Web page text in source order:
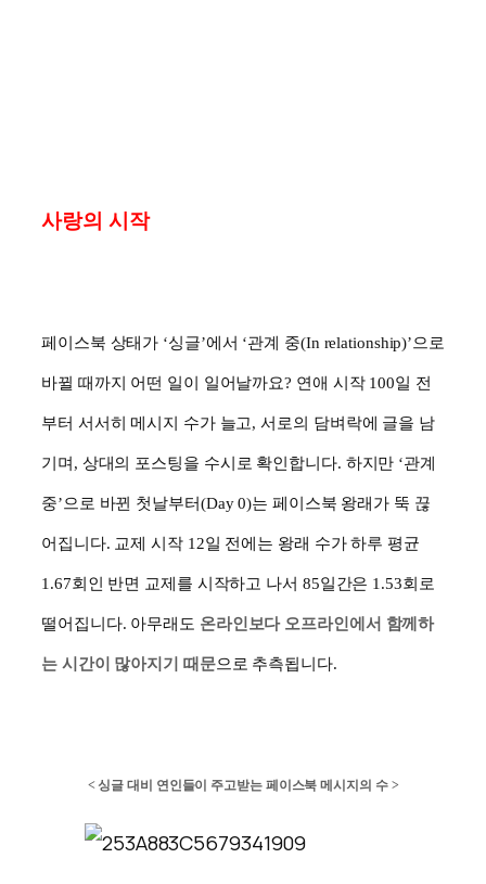
사랑의 시작
페이스북 상태가 ‘싱글’에서 ‘관계 중(In relationship)’으로
바뀔 때까지 어떤 일이 일어날까요? 연애 시작100일 전
부터 서서히 메시지 수가 늘고,서로의 담벼락에 글을 남
기며 , 상대의 포스팅을 수시로 확인합니다. 하지만 ‘관계
중’으로 바뀐 첫날부터(Day 0)는 페이스북 왕래가 뚝 끊
어집니다. 교제 시작12일 전에는 왕래 수가 하루 평균
1.67회인 반면 교제를 시작하고 나서 85일간은 1.53회로
떨어집니다. 아무래도 온라인보다 오프라인에서 함께하
는 시간이 많아지기 때문으로 추측됩니다.
<싱글 대비 연인들이 주고받는 페이스북 메시지의 수 >